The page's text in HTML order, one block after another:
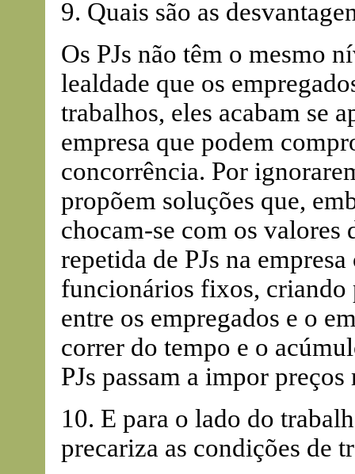
9. Quais são as
Os PJs não têm o mesmo
lealdade que os
trabalhos, eles acabam se
empresa que podem
concorrência. Por
propõem soluções que,
chocam-se com os valores
repetida de PJs na
funcionários fixos, criando
entre os empregados e o
correr do tempo e o
PJs passam a impor
10. E para o lado do
precariza as condições de